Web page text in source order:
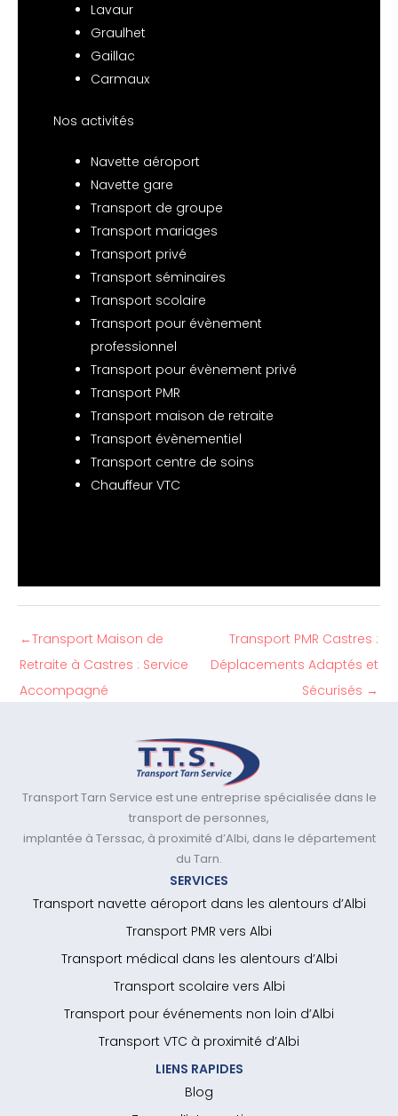
Lavaur
Graulhet
Gaillac
Carmaux
Nos activités
Navette aéroport
Navette gare
Transport de groupe
Transport mariages
Transport privé
Transport séminaires
Transport scolaire
Transport pour évènement
professionnel
Transport pour évènement privé
Transport PMR
Transport maison de retraite
Transport évènementiel
Transport centre de soins
Chauffeur VTC
←Transport Maison de
Retraite à Castres : Service
Accompagné
Transport PMR Castres :
Déplacements Adaptés et
Sécurisés →
Transport Tarn Service est une entreprise spécialisée dans le
transport de personnes,
implantée à Terssac, à proximité d’Albi, dans le département
du Tarn.
SERVICES
Transport navette aéroport dans les alentours d’Albi
Transport PMR vers Albi
Transport médical dans les alentours d’Albi
Transport scolaire vers Albi
Transport pour événements non loin d’Albi
Transport VTC à proximité d’Albi
LIENS RAPIDES
Blog